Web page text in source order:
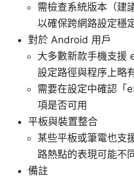
需檢查系統版本（建
以確保跨網路設定穩
對於 Android 用戶
大多數新款手機支援
設定路徑與程序上略
需要在設定中確認「
項是否可用
平板與裝置整合
某些平板或筆電也支
路熱點的表現可能不
備註